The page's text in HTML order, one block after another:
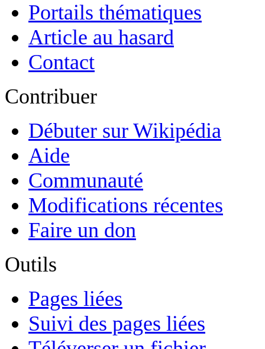
Portails thématiques
Article au hasard
Contact
Contribuer
Débuter sur Wikipédia
Aide
Communauté
Modifications récentes
Faire un don
Outils
Pages liées
Suivi des pages liées